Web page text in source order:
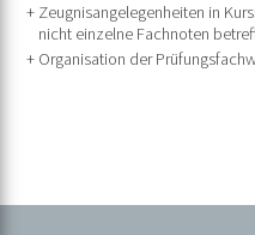
Zeugnisangelegenheiten in
nicht einzelne Fachnoten
Organisation der